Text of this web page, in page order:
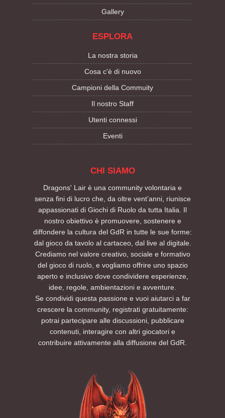
Gallery
ESPLORA
La nostra storia
Cosa c'è di nuovo
Campioni della Commuity
Il nostro Staff
Utenti connessi
Eventi
CHI SIAMO
Dragons' Lair è una community volontaria e
senza fini di lucro che, da oltre vent’anni, riunisce
appassionati di Giochi di Ruolo da tutta Italia. Il
nostro obiettivo è promuovere, sostenere e
diffondere la cultura del GdR in tutte le sue forme:
dal gioco da tavolo al cartaceo, dal live al digitale.
Crediamo nel valore creativo, sociale e formativo
del gioco di ruolo, e vogliamo offrire uno spazio
aperto e inclusivo dove condividere esperienze,
idee, regole, ambientazioni e avventure.
Se condividi questa passione e vuoi aiutarci a far
crescere la community, registrati gratuitamente:
potrai partecipare alle discussioni, pubblicare
contenuti, interagire con altri giocatori e
contribuire attivamente alla diffusione del GdR.